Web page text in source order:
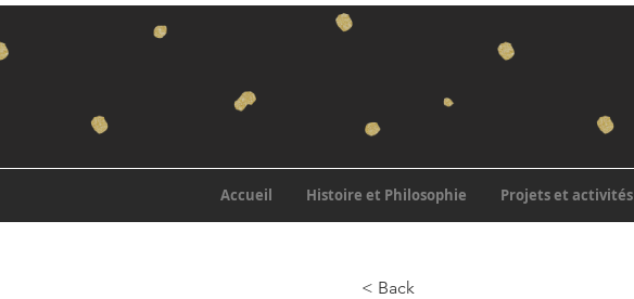
Accueil Histoire et Philosophie Projets et activités
< Back